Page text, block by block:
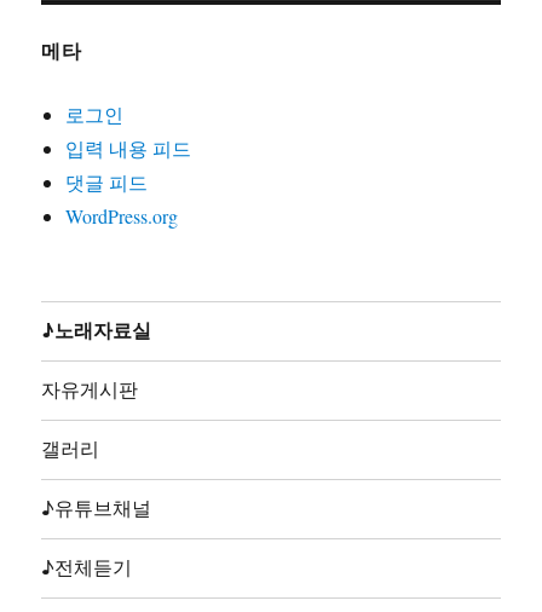
23. 노동자선언(글곡 김호철,노래 꽃다지,노가공1995)
호철,노래 지민주,2013)
27. 농민가(곡편 김호철,노래 합창,노동의소리2006)
31. 동지(글곡 박철환,편 김호철,노래 합창,노동의소리
2006)
32. 동지가있기에(글곡편 김호철,노래 박준,박준2집2003)
33. 동지의발자욱(글곡편 김호철,노래 노노단,전노협1집
메타
로그인
입력 내용 피드
댓글 피드
WordPress.org
♪노래자료실
자유게시판
갤러리
♪유튜브채널
♪전체듣기